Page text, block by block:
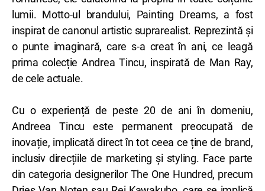
lumii. Motto-ul brandului, Painting Dreams, a fost
inspirat de canonul artistic suprarealist. Reprezintă și
o punte imaginară, care s-a creat în ani, ce leagă
prima colecție Andrea Tincu, inspirată de Man Ray,
de cele actuale.
Cu o experiență de peste 20 de ani în domeniu,
Andreea Tincu este permanent preocupată de
inovație, implicată direct în tot ceea ce ține de brand,
inclusiv direcțiile de marketing și styling. Face parte
din categoria designerilor The One Hundred, precum